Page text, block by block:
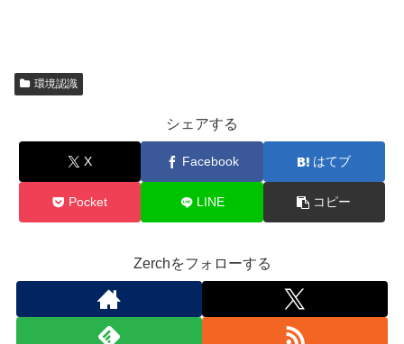
環境認識
シェアする
X Facebook はてブ
Pocket LINE コピー
Zerchをフォローする